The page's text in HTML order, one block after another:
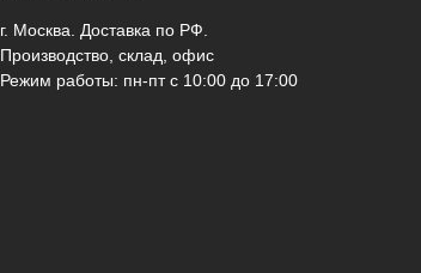
г. Москва. Доставка по РФ.
Производство, склад, офис
Режим работы: пн-пт с 10:00 до 17:00